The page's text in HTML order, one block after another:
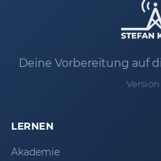
Deine Vorbereitung auf
Version
LERNEN
Akademie